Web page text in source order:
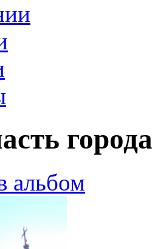
альбом